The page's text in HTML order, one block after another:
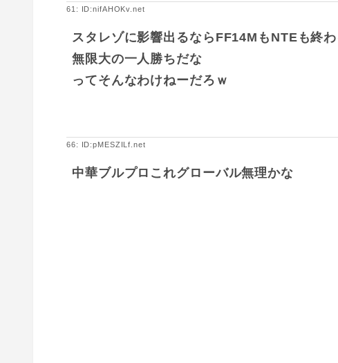
61: ID:nifAHOKv.net
スタレゾに影響出るならFF14MもNTEも終
無限大の一人勝ちだな
ってそんなわけねーだろｗ
66: ID:pMESZILf.net
中華ブルプロこれグローバル無理かな